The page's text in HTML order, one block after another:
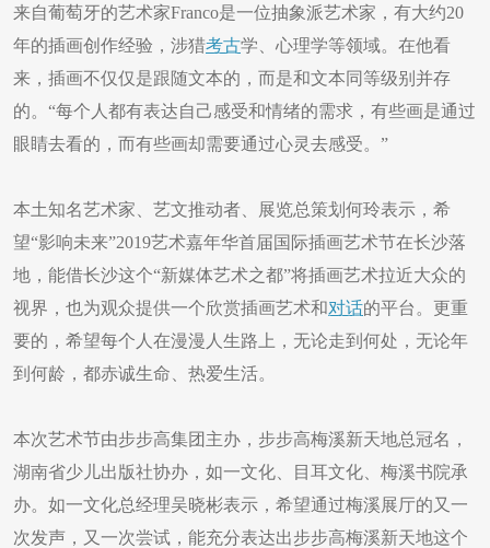
来自葡萄牙的艺术家Franco是一位抽象派艺术家，有大约20
年的插画创作经验，涉猎考古学、心理学等领域。在他看
来，插画不仅仅是跟随文本的，而是和文本同等级别并存
的。“每个人都有表达自己感受和情绪的需求，有些画是通过
眼睛去看的，而有些画却需要通过心灵去感受。”
本土知名艺术家、艺文推动者、展览总策划何玲表示，希
望“影响未来”2019艺术嘉年华首届国际插画艺术节在长沙落
地，能借长沙这个“新媒体艺术之都”将插画艺术拉近大众的
视界，也为观众提供一个欣赏插画艺术和对话的平台。更重
要的，希望每个人在漫漫人生路上，无论走到何处，无论年
到何龄，都赤诚生命、热爱生活。
本次艺术节由步步高集团主办，步步高梅溪新天地总冠名，
湖南省少儿出版社协办，如一文化、目耳文化、梅溪书院承
办。如一文化总经理吴晓彬表示，希望通过梅溪展厅的又一
次发声，又一次尝试，能充分表达出步步高梅溪新天地这个